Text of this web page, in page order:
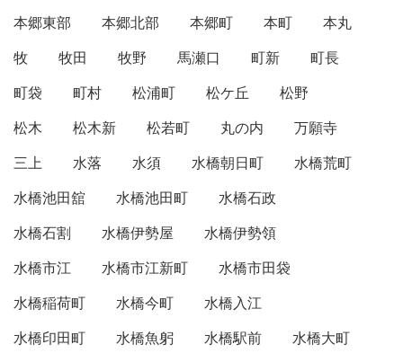
本郷東部
本郷北部 本郷町 本町
本丸
牧
牧田 牧野 馬瀬口 町新
町長
町袋
町村 松浦町 松ケ丘
松野
松木
松木新 松若町 丸の内
万願寺
三上
水落 水須 水橋朝日町
水橋荒町
水橋池田舘
水橋池田町
水橋石政
水橋石割
水橋伊勢屋
水橋伊勢領
水橋市江
水橋市江新町
水橋市田袋
水橋稲荷町
水橋今町
水橋入江
水橋印田町
水橋魚躬 水橋駅前
水橋大町